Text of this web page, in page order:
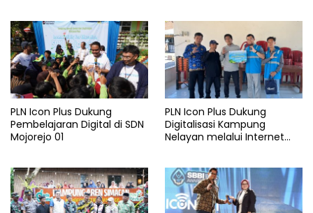
PLN Icon Plus Dukung
Pembelajaran Digital di SDN
Mojorejo 01
PLN Icon Plus Dukung
Digitalisasi Kampung
Nelayan melalui Internet